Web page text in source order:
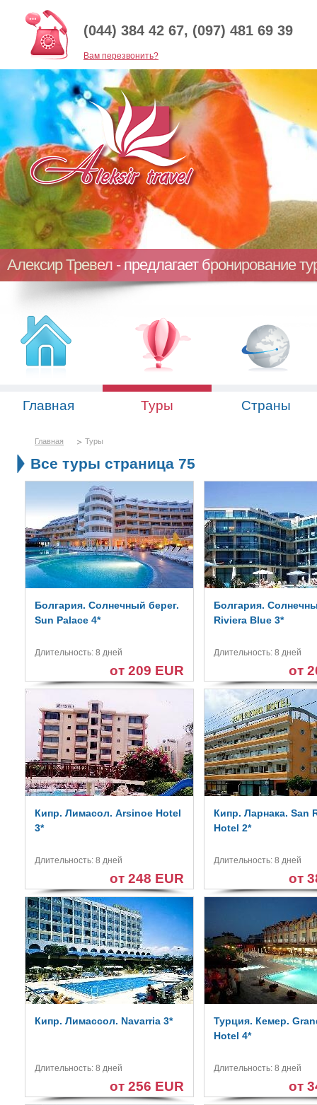
(044) 384 42 67, (097) 481 69 39
Baм перезвонить?
Алексир Тревел - предлагает бронирование
Главная Туры Страны
Главная Туры
Все туры страница 75
Болгария. Солнечный берег.
Sun Palace 4*
Длительность: 8 дней
от 209 EUR
Болгария.
Riviera Blue 3*
Длительность: 8 дней
от
Кипр. Лимасол. Arsinoe Hotel
3*
Длительность: 8 дней
от 248 EUR
Кипр. Ларнака. San
Hotel 2*
Длительность: 8 дней
от
Кипр. Лимассол. Navarria 3*
Длительность: 8 дней
от 256 EUR
Турция. Кемер.
Hotel 4*
Длительность: 8 дней
от